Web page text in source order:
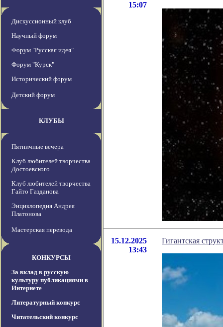
Дискуссионный клуб
Научный форум
Форум "Русская идея"
Форум "Курск"
Исторический форум
Детский форум
КЛУБЫ
Пятничные вечера
Клуб любителей творчества
Достоевского
Клуб любителей творчества
Гайто Газданова
Энциклопедия Андрея
Платонова
Мастерская перевода
КОНКУРСЫ
За вклад в русскую
культуру публикациями в
Интернете
Литературный конкурс
Читательский конкурс
15:07
15.12.2025
13:43
Гигантская